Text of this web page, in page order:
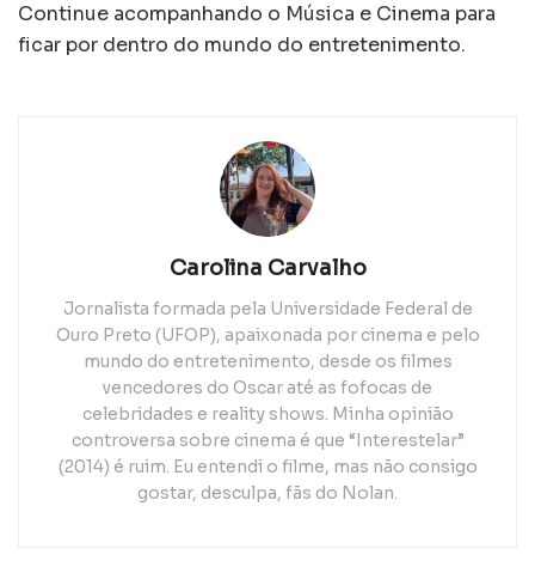
Continue acompanhando o Música e Cinema para
ficar por dentro do mundo do entretenimento.
Carolina Carvalho
Jornalista formada pela Universidade Federal de
Ouro Preto (UFOP), apaixonada por cinema e pelo
mundo do entretenimento, desde os filmes
vencedores do Oscar até as fofocas de
celebridades e reality shows. Minha opinião
controversa sobre cinema é que “Interestelar”
(2014) é ruim. Eu entendi o filme, mas não consigo
gostar, desculpa, fãs do Nolan.